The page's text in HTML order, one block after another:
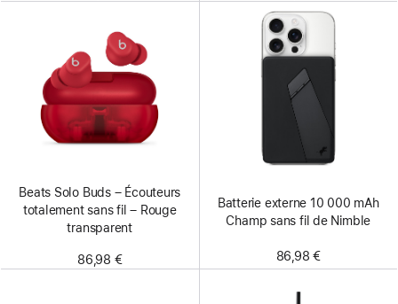
Beats Solo Buds – Écouteurs
totalement sans fil – Rouge
transparent
86,98 €
Batterie externe 10 000 mAh
Champ sans fil de Nimble
86,98 €